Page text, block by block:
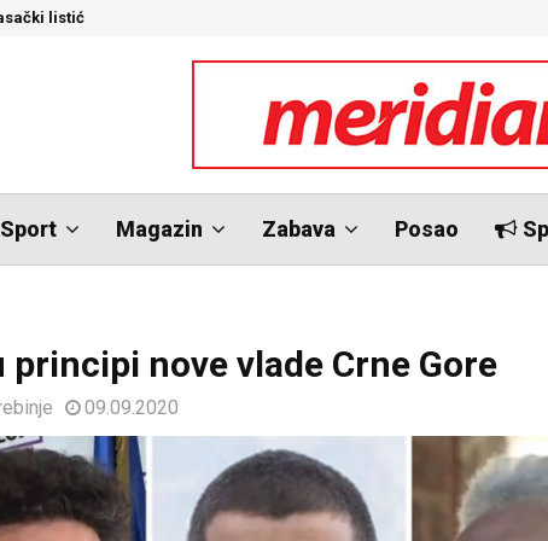
listić
Sport Magazin Zabava Posao
principi nove vlade Crne Gore
09.09.2020